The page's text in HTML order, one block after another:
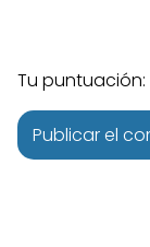
Tu puntuación: